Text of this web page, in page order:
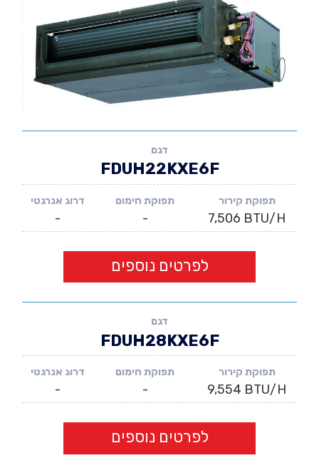
דגם
FDUH22KXE6F
תפוקת קירור
7,506 BTU/H
תפוקת חימום
-
דרוג אנרגטי
-
לפרטים נוספים
דגם
FDUH28KXE6F
תפוקת קירור
9,554 BTU/H
תפוקת חימום
-
דרוג אנרגטי
-
לפרטים נוספים